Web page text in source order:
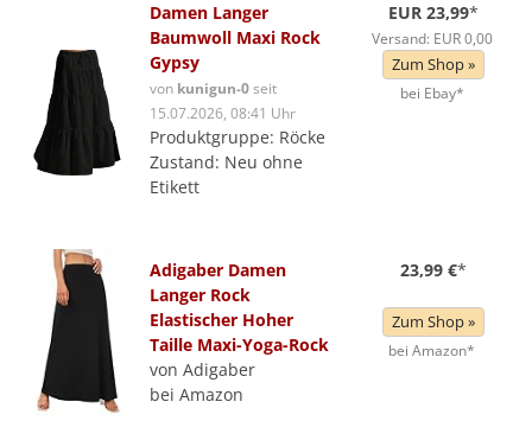
Damen Langer
Baumwoll Maxi Rock
Gypsy
von kunigun-0seit
15.07.2026, 08:41 Uhr
Produktgruppe: Röcke
Zustand: Neu ohne
Etikett
EUR 23,99*
Versand: EUR 0,00
Zum Shop »
bei Ebay*
Adigaber Damen
Langer Rock
Elastischer Hoher
Taille Maxi-Yoga-Rock
von Adigaber
bei Amazon
23,99 €*
Zum Shop »
bei Amazon*